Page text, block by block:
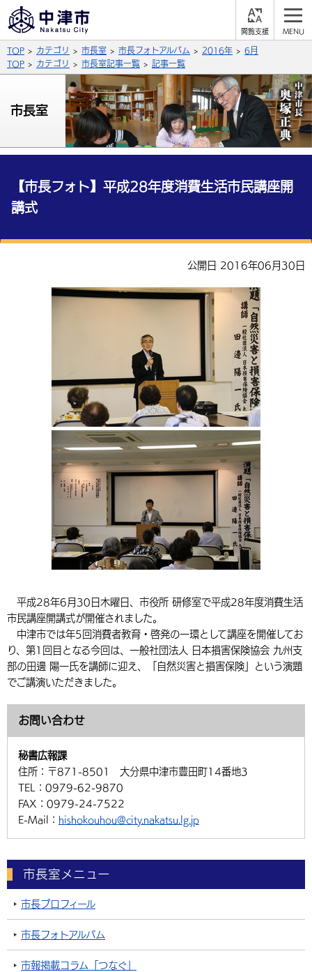
支
背景色
青 白
文字の大きさ
拡大 標準 縮小
中国語（簡体字）
韓国語（한국어）
組織案内
公式SNS
X (Twitter) YouTube
サイト内検索
総合メニュー
くらしの情報
届出・登録・証明 保険・年金
健康・予防
住宅・インフラ
生涯学習・スポーツ・人権
外国人の方向け情報
事業者の方へ
産業・雇用
農林水産業 税金
子どもを預ける
グルメ・食べる
買う・おみやげ 四季のイベント・祭り
移住・定住
地方創生・地域活性化 広報・広聴
行政・計画
TOP カテゴリ 市長室 市長フォトアルバム 2016年
6月
TOP
カテゴリ 市長室記事一覧 記事一覧
市長室
【市長フォト】平成28年度消費生活市民講座開
講式
公開日 2016年06月30日
平成28年6月30日木曜日、市役所 研修室で平成28年度消費生活
市民講座開講式が開催されました。
中津市では年5回消費者教育・啓発の一環として講座を開催してお
り、第1回目となる今回は、一般社団法人 日本損害保険協会 九州支
部の田邊 陽一氏を講師に迎え、「自然災害と損害保険」という演題
でご講演いただきました。
お問い合わせ
秘書広報課
住所： 〒871-8501 大分県中津市豊田町14番地3
TEL： 0979-62-9870
FAX： 0979-24-7522
E-Mail： hishokouhou@city.nakatsu.lg.jp
市長室メニュー
市長プロフィール
市長フォトアルバム
市報掲載コラム「つなぐ」